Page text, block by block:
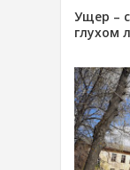
Ущер –
глухом